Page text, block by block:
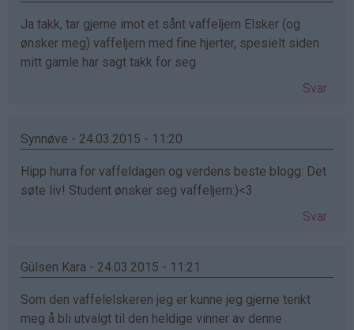
Ja takk, tar gjerne imot et sånt vaffeljern Elsker (og
ønsker meg) vaffeljern med fine hjerter, spesielt siden
mitt gamle har sagt takk for seg
Svar
Synnøve - 24.03.2015 - 11:20
Hipp hurra for vaffeldagen og verdens beste blogg: Det
søte liv! Student ønsker seg vaffeljern:)<3
Svar
Gülsen Kara - 24.03.2015 - 11:21
Som den vaffelelskeren jeg er kunne jeg gjerne tenkt
meg å bli utvalgt til den heldige vinner av denne